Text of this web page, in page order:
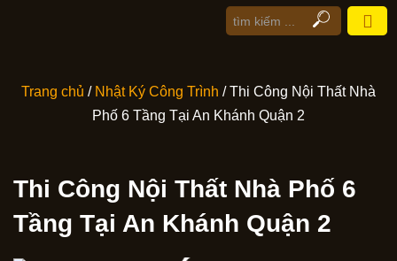
Trang chủ / Nhật Ký Công Trình / Thi Công Nội Thất Nhà
Phố 6 Tầng Tại An Khánh Quận 2
Thi Công Nội Thất Nhà Phố 6
Tầng Tại An Khánh Quận 2